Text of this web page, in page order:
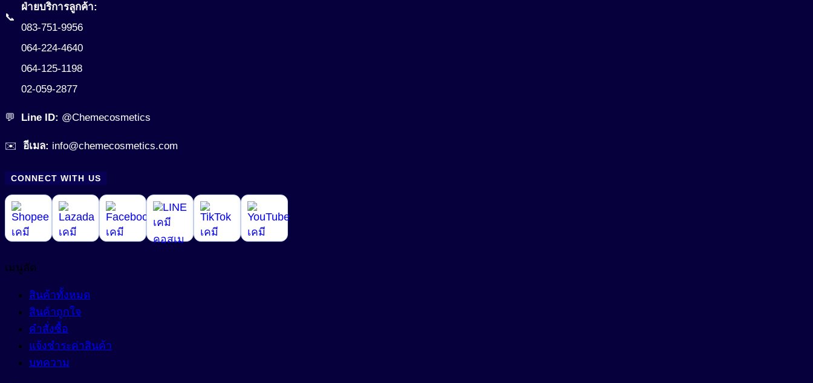
สารจับประจุโลหะ (Chelating Agent)
สารช่วยผลัดเซลล์ผิว (Exfoliating Agent)
Anionic Surfactant
Cationic Surfactant
สารปรับความนุ่มลื่น (Conditioning Agent)
สารปรับเนื้อสัมผัสเนียนนุ่ม (Smoothness)
Cream Base (Emulsifier Wax)
O/W Emulsifier
W/O Emulsifier
W/Si Emulsifier
สารสร้างฟิล์ม (Film Forming Agent)
สารสร้างเนื้อมุก (Pearlizing Agent)
สารหล่อลื่น (Lubricant)
สารสกัดจากพืช
สารสกัดจากสมุนไพร (Herbal extract)
สารออกฤทธิ์ (Active)
สารเสริมโปรตีน (Protein Enhancer)
สารแต่งสี (Coloring)
เพิ่มสารอาหาร (Nutrient added)
📞
ฝ่ายบริการลูกค้า:
083-751-9956
064-224-4640
064-125-1198
02-059-2877
💬 Line ID: @Chemecosmetics
✉️ อีเมล: info@chemecosmetics.com
CONNECT WITH US
เมนูลัด
สินค้าทั้งหมด
สินค้าถูกใจ
คำสั่งซื้อ
แจ้งชำระค่าสินค้า
บทความ